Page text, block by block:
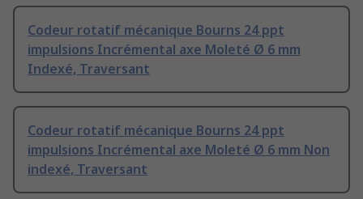
Codeur rotatif mécanique Bourns 24 ppt
impulsions Incrémental axe Moleté Ø 6 mm
Indexé, Traversant
Codeur rotatif mécanique Bourns 24 ppt
impulsions Incrémental axe Moleté Ø 6 mm Non
indexé, Traversant